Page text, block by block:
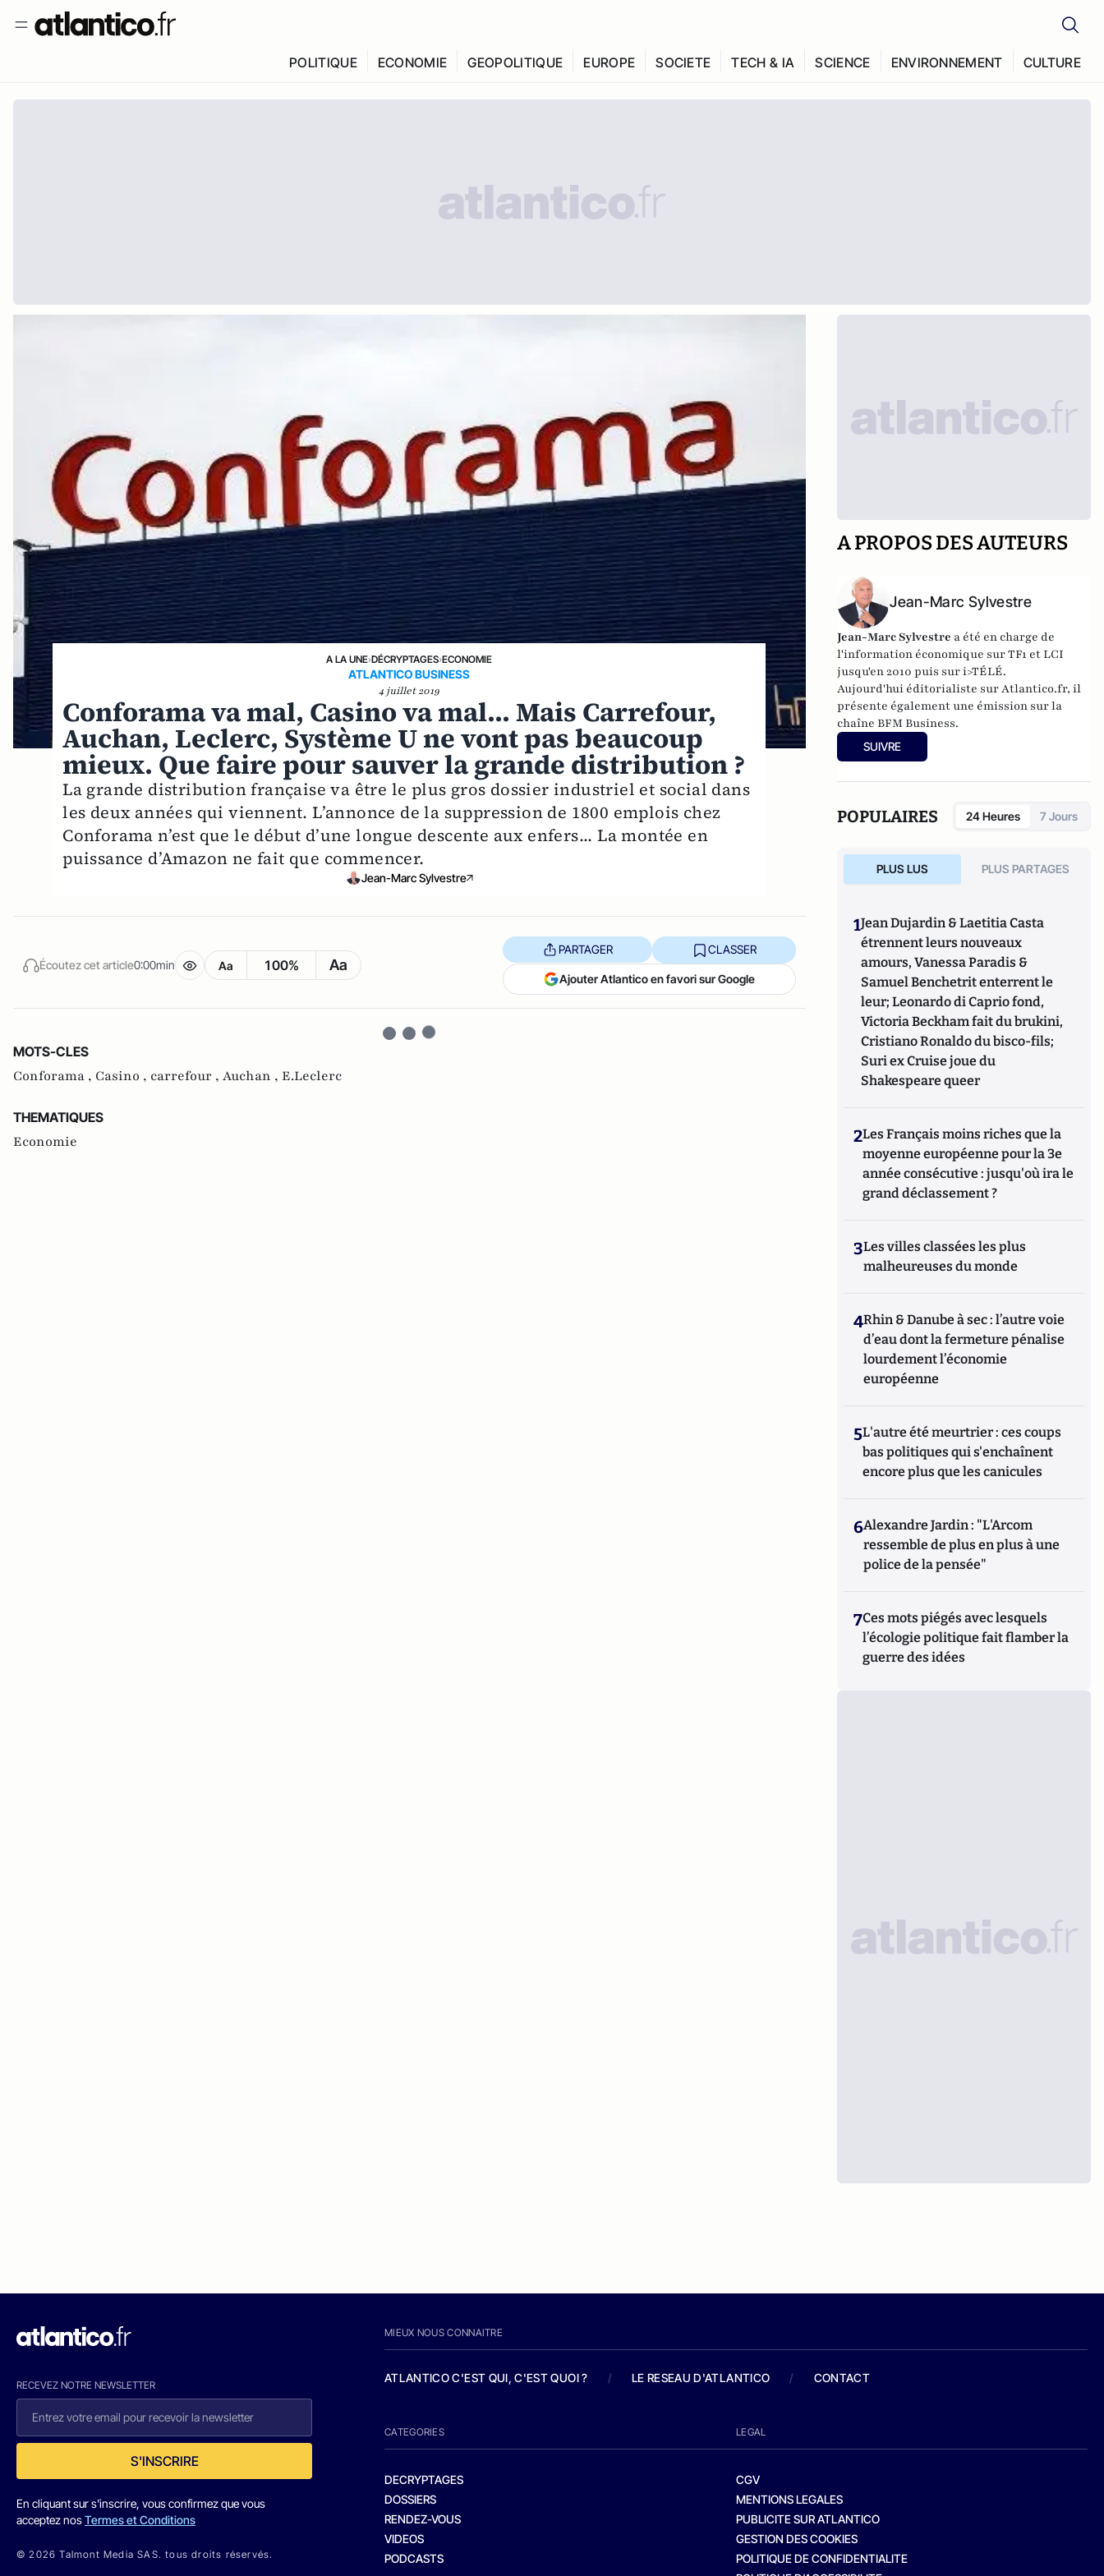
POLITIQUE ECONOMIE GEOPOLITIQUE EUROPE SOCIETE TECH & IA SCIENCE ENVIRONNEMENT CULTURE
A LA UNE›DÉCRYPTAGES›ECONOMIE
ATLANTICO BUSINESS
4 juillet 2019
Conforama va mal, Casino va mal... Mais Carrefour,
Auchan, Leclerc, Système U ne vont pas beaucoup
mieux. Que faire pour sauver la grande distribution ?
La grande distribution française va être le plus gros dossier industriel et social dans
les deux années qui viennent. L’annonce de la suppression de 1800 emplois chez
Conforama n’est que le début d’une longue descente aux enfers... La montée en
puissance d’Amazon ne fait que commencer.
Jean-Marc Sylvestre
Écoutez cet article0:00min Aa 100% Aa
PARTAGER CLASSER
Ajouter Atlantico en favori sur Google
MOTS-CLES
Conforama , Casino , carrefour , Auchan , E.Leclerc
THEMATIQUES
Economie
A PROPOS DES AUTEURS
Jean-Marc Sylvestre
Jean-Marc Sylvestre a été en charge de
l'information économique sur TF1 et LCI
jusqu'en 2010 puis sur i>TÉLÉ.
Aujourd'hui éditorialiste sur Atlantico.fr, il
présente également une émission sur la
chaîne BFM Business.
SUIVRE
POPULAIRES 24 Heures 7 Jours
PLUS LUS PLUS PARTAGES
1Jean Dujardin & Laetitia Casta
étrennent leurs nouveaux
amours, Vanessa Paradis &
Samuel Benchetrit enterrent le
leur; Leonardo di Caprio fond,
Victoria Beckham fait du brukini,
Cristiano Ronaldo du bisco-fils;
Suri ex Cruise joue du
Shakespeare queer
2Les Français moins riches que la
moyenne européenne pour la 3e
année consécutive : jusqu'où ira le
grand déclassement ?
3Les villes classées les plus
malheureuses du monde
4Rhin & Danube à sec : l’autre voie
d’eau dont la fermeture pénalise
lourdement l’économie
européenne
5L'autre été meurtrier : ces coups
bas politiques qui s'enchaînent
encore plus que les canicules
6Alexandre Jardin : "L'Arcom
ressemble de plus en plus à une
police de la pensée"
7Ces mots piégés avec lesquels
l’écologie politique fait flamber la
guerre des idées
RECEVEZ NOTRE NEWSLETTER
S'INSCRIRE
En cliquant sur s'inscrire, vous confirmez que vous
acceptez nosTermes et Conditions
© 2026 Talmont Media SAS. tous droits réservés.
MIEUX NOUS CONNAITRE
ATLANTICO C'EST QUI, C'EST QUOI ? / LE RESEAU D'ATLANTICO / CONTACT
CATEGORIES
DECRYPTAGES
DOSSIERS
RENDEZ-VOUS
VIDEOS
PODCASTS
LEGAL
CGV
MENTIONS LEGALES
PUBLICITE SUR ATLANTICO
GESTION DES COOKIES
POLITIQUE DE CONFIDENTIALITE